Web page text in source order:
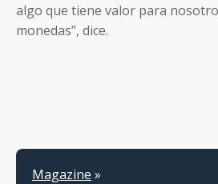
algo que tiene valor para
monedas”, dice.
Magazine »